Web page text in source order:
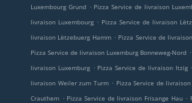
Luxembourg Grund . Pizza Service de livraison
livraison Luxembourg . Pizza Service de livraison
livraison Lëtzebuerg Hamm . Pizza Service de
Pizza Service de livraison Luxemburg Bonneweg-Nord .
livraison Luxemburg . Pizza Service de livraison Itzig .
livraison Weiler zum Turm . Pizza Service de livraison
Crauthem . Pizza Service de livraison Frisange Hau .